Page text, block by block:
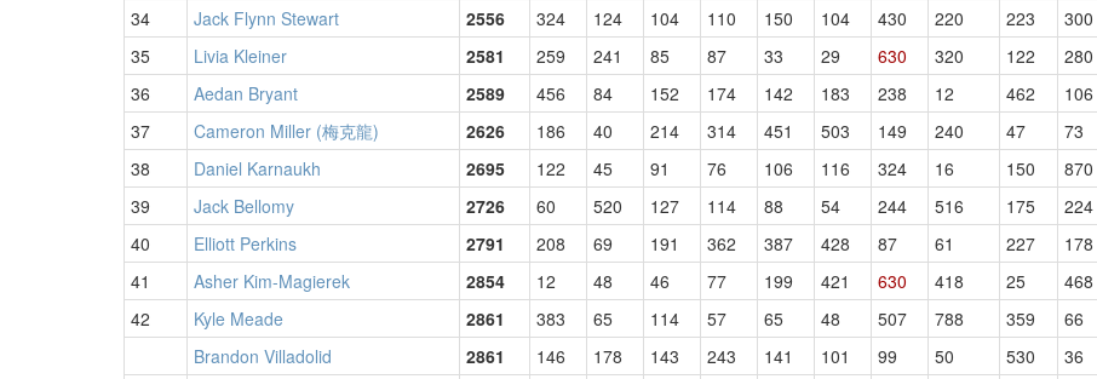
34
Jack Flynn Stewart 2556 324 124 104 110 150 104 430 220 223 300
35
Livia Kleiner 2581 259 241 85 87 33 29 630 320 122 280
36
Aedan Bryant 2589 456 84 152 174 142 183 238 12 462 106
37
Cameron Miller (梅克龍) 2626 186 40 214 314 451 503 149 240 47 73
38
Daniel Karnaukh 2695 122 45 91 76 106 116 324 16 150 870
39
Jack Bellomy 2726 60 520 127 114 88 54 244 516 175 224
40
Elliott Perkins 2791 208 69 191 362 387 428 87 61 227 178
41
Asher Kim-Magierek 2854 12 48 46 77 199 421 630 418 25 468
42
Kyle Meade 2861 383 65 114 57 65 48 507 788 359 66
Brandon Villadolid
2861 146 178 143 243 141 101 99 50 530 36